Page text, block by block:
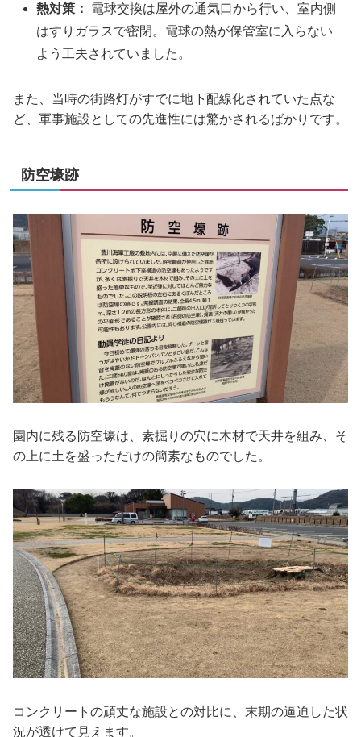
熱対策：
電球交換は屋外の通気口から行い、室内側
はすりガラスで密閉。電球の熱が保管室に入らない
よう工夫されていました。
また、当時の街路灯がすでに地下配線化されていた点な
ど、軍事施設としての先進性には驚かされるばかりです。
防空壕跡
園内に残る防空壕は、素掘りの穴に木材で天井を組み、そ
の上に土を盛っただけの簡素なものでした。
コンクリートの頑丈な施設との対比に、末期の逼迫した状
況が透けて見えます。